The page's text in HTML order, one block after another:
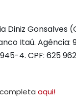
Diniz Gonsalves
Itaú. Agência:
4. CPF: 625
aqui!